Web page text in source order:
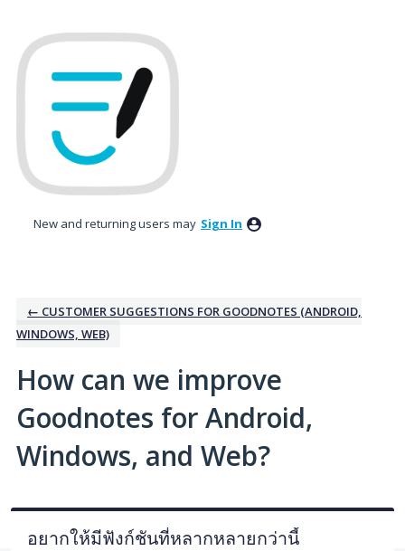
to
content
New and returning users may Sign In
← CUSTOMER SUGGESTIONS FOR GOODNOTES (ANDROID,
WINDOWS, WEB)
How can we improve
Goodnotes for Android,
Windows, and Web?
อยากให้มีฟังก์ชันที่หลากหลายกว่านี้